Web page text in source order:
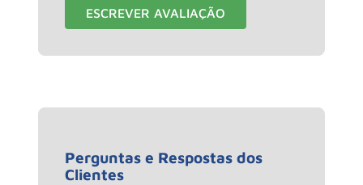
ESCREVER AVALIAÇÃO
Perguntas e Respostas dos
Clientes